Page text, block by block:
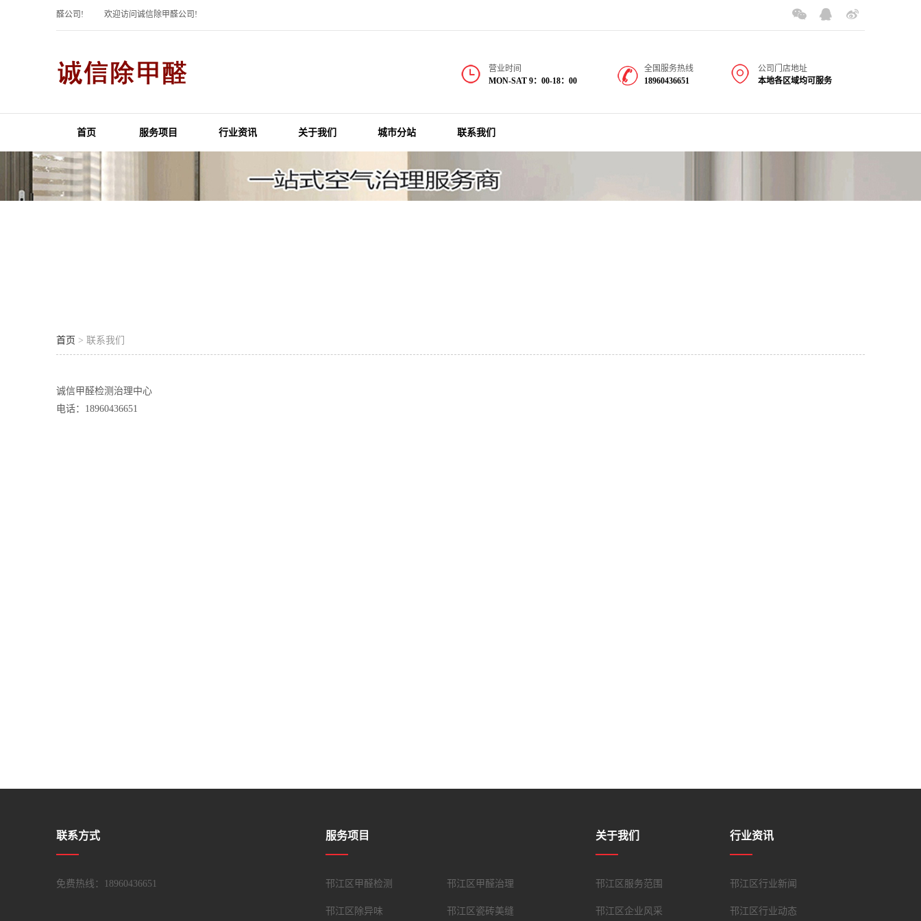
访问诚信除甲醛公司! 欢迎访问诚信除甲醛公司!
营业时间
MON-SAT 9：00-18：00
全国服务热线
18960436651
公司门店地址
本地各区域均可服务
首页 服务项目 行业资讯 关于我们 城市分站 联系我们
首页 > 联系我们
诚信甲醛检测治理中心
电话：18960436651
联系方式
免费热线：18960436651
服务项目
邗江区甲醛检测 邗江区甲醛治理
邗江区除异味 邗江区瓷砖美缝
关于我们
邗江区服务范围
邗江区企业风采
行业资讯
邗江区行业新闻
邗江区行业动态